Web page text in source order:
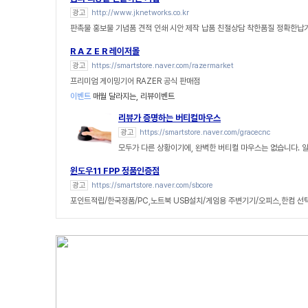
광고 http://www.jknetworks.co.kr
판촉물 홍보물 기념품 견적 인쇄 시안 제작 납품 친절상담 착한품질 정확한납기
R A Z E R 레이저몰
광고 https://smartstore.naver.com/razermarket
프리미엄 게이밍기어 RAZER 공식 판매점
이벤트 매월 달라지는, 리뷰이벤트
리뷰가 증명하는 버티컬마우스
광고 https://smartstore.naver.com/gracecnc
모두가 다른 상황이기에, 완벽한 버티컬 마우스는 없습니다.
윈도우11 FPP 정품인증점
광고 https://smartstore.naver.com/sbcore
포인트적립/한국정품/PC,노트북 USB설치/게임용 주변기기/오피스,한컴 선